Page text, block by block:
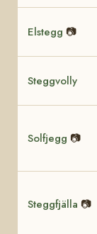
Elstegg 📷
Steggvolly
Solfjegg 📷
Steggfjälla 📷